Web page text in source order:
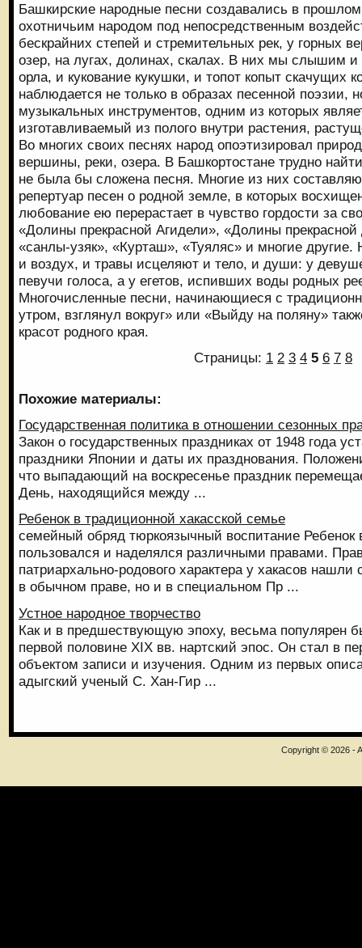
Башкирские народные песни создавались в
охотничьим народом под непосредственным
бескрайних степей и стремительных рек, у горных
озер, на лугах, долинах, скалах. В них мы слышим и
орла, и кукование кукушки, и топот копыт скачущих
наблюдается не только в образах песенной поэзии,
музыкальных инструментов, одним из которых
изготавливаемый из полого внутри растения,
Во многих своих песнях народ опоэтизировал
вершины, реки, озера. В Башкортостане трудно
не была бы сложена песня. Многие из них
репертуар песен о родной земле, в которых
любование ею перерастает в чувство гордости за
«Долины прекрасной Агидели», «Долины
«санлы-узяк», «Курташ», «Туяляс» и многие
и воздух, и травы исцеляют и тело, и души: у
певучи голоса, а у егетов, испивших воды родных
Многочисленные песни, начинающиеся с
утром, взглянул вокруг» или «Выйду на поляну»
красот родного края.
Страницы: 1 2 3 4 5 6 7 8
Похожие материалы:
Государственная политика в отношении сезонных
Закон о государственных праздниках от 1948 года
праздники Японии и даты их празднования.
что выпадающий на воскресенье праздник
День, находящийся между ...
Ребенок в традиционной хакасской семье
семейный обряд тюркоязычный воспитание Ребенок
пользовался и наделялся различными правами.
патриархально-родового характера у хакасов
в обычном праве, но и в специальном Пр ...
Устное народное творчество
Как и в предшествующую эпоху, весьма популярен
первой половине XIX вв. нартский эпос. Он стал в
объектом записи и изу­чения. Одним из первых
адыгский ученый С. Хан-Гир ...
Copyright © 2026 -